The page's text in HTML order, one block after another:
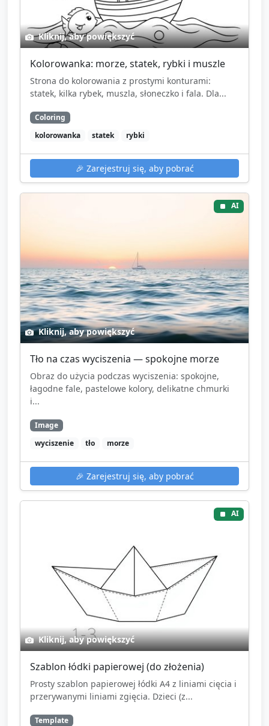
Kliknij, aby powiększyć
Kolorowanka: morze, statek, rybki i muszle
Strona do kolorowania z prostymi konturami:
statek, kilka rybek, muszla, słoneczko i fala. Dla...
Coloring
kolorowanka
statek rybki
🎉 Zarejestruj się, aby pobrać
AI
Kliknij, aby powiększyć
Tło na czas wyciszenia — spokojne morze
Obraz do użycia podczas wyciszenia: spokojne,
łagodne fale, pastelowe kolory, delikatne chmurki
i...
Image
wyciszenie
tło morze
🎉 Zarejestruj się, aby pobrać
AI
Kliknij, aby powiększyć
Szablon łódki papierowej (do złożenia)
Prosty szablon papierowej łódki A4 z liniami cięcia i
przerywanymi liniami zgięcia. Dzieci (z...
Template